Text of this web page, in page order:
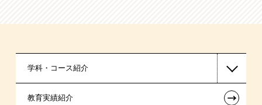
学科・コース紹介
国家公務員・地方公務員系
教育実績紹介 ←